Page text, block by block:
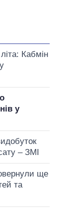
Кабмін
у
– ЗМІ
ще
та